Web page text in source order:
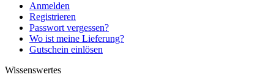
Anmelden
Registrieren
Passwort vergessen?
Wo ist meine Lieferung?
Gutschein einlösen
Wissenswertes